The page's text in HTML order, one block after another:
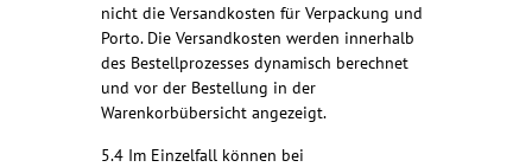
nicht die Versandkosten für Verpackung und
Porto. Die Versandkosten werden innerhalb
des Bestellprozesses dynamisch berechnet
und vor der Bestellung in der
Warenkorbübersicht angezeigt.
5.4 Im Einzelfall können bei